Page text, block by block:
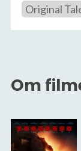
Original
Om